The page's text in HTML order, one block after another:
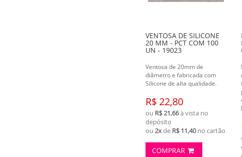
VENTOSA DE SILICONE
20 MM - PCT COM 100
UN - 19023
Ventosa de 20mm de
diâmetro e fabricada com
Silicone de alta qualidade.
R$ 22,80
ou R$ 21,66à vista no
depósito
ou 2xde R$ 11,40no cartão
COMPRAR